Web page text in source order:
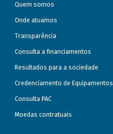
Quem somos
Onde atuamos
Transparência
Consulta a financiamentos
Resultados para a sociedade
Credenciamento de Equipamentos
Consulta PAC
Moedas contratuais